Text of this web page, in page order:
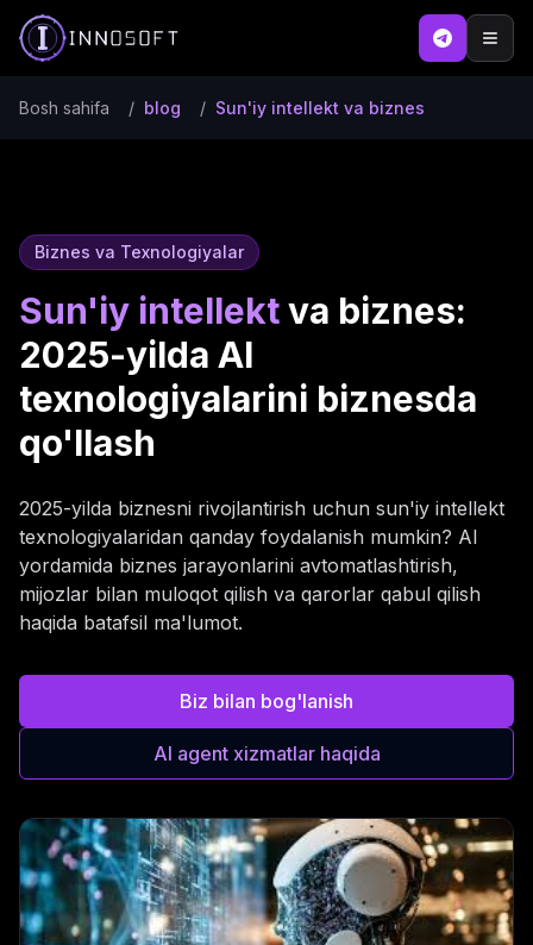
Bosh sahifa / blog / Sun'iy intellekt va biznes
Biznes va Texnologiyalar
Sun'iy intellektva biznes:
2025-yilda AI
texnologiyalarini biznesda
qo'llash
2025-yilda biznesni rivojlantirish uchun sun'iy intellekt
texnologiyalaridan qanday foydalanish mumkin? AI
yordamida biznes jarayonlarini avtomatlashtirish,
mijozlar bilan muloqot qilish va qarorlar qabul qilish
haqida batafsil ma'lumot.
Biz bilan bog'lanish
AI agent xizmatlar haqida